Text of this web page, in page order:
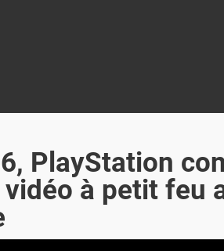
PlayStation
vidéo à petit feu